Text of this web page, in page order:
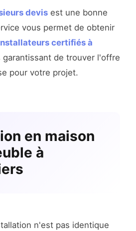
devis est une bonne
vous permet de obtenir
certifiés à
garantissant de trouver l'offre
pour votre projet.
en maison
à
n'est pas identique